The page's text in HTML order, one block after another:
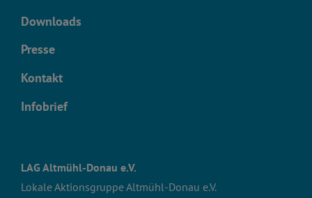
Downloads
Presse
Kontakt
Infobrief
LAG Altmühl-Donau e.V.
Lokale Aktionsgruppe Altmühl-Donau e.V.